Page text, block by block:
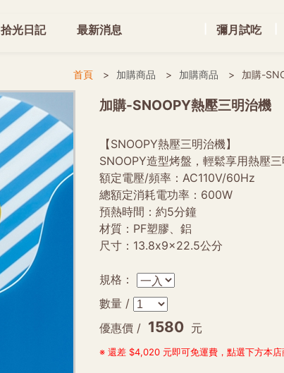
彌月試吃
拾光日記 最新消息
首頁 加購商品 加購商品 加購-
加購-SNOOPY熱壓三明治機
【SNOOPY熱壓三明治機】
SNOOPY造型烤盤，輕鬆享用熱壓三
額定電壓/頻率：AC110V/60Hz
總額定消耗電功率：600W
預熱時間：約5分鐘
材質：PF塑膠、鋁
尺寸：13.8x9x22.5公分
規格：
數量 /
優惠價 / 1580 元
※ 還差 $4,020 元即可免運費，點選下方本店